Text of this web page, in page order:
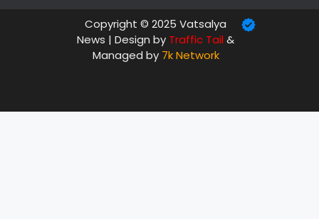
Copyright © 2025 Vatsalya
News | Design by Traffic Tail&
Managed by 7k Network